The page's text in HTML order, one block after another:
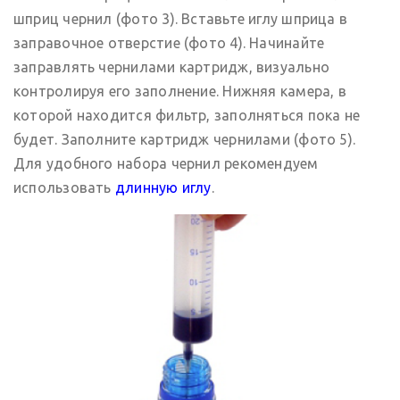
шприц чернил (фото 3). Вставьте иглу шприца в
заправочное отверстие (фото 4). Начинайте
заправлять чернилами картридж, визуально
контролируя его заполнение. Нижняя камера, в
которой находится фильтр, заполняться пока не
будет. Заполните картридж чернилами (фото 5).
Для удобного набора чернил рекомендуем
использовать длинную иглу